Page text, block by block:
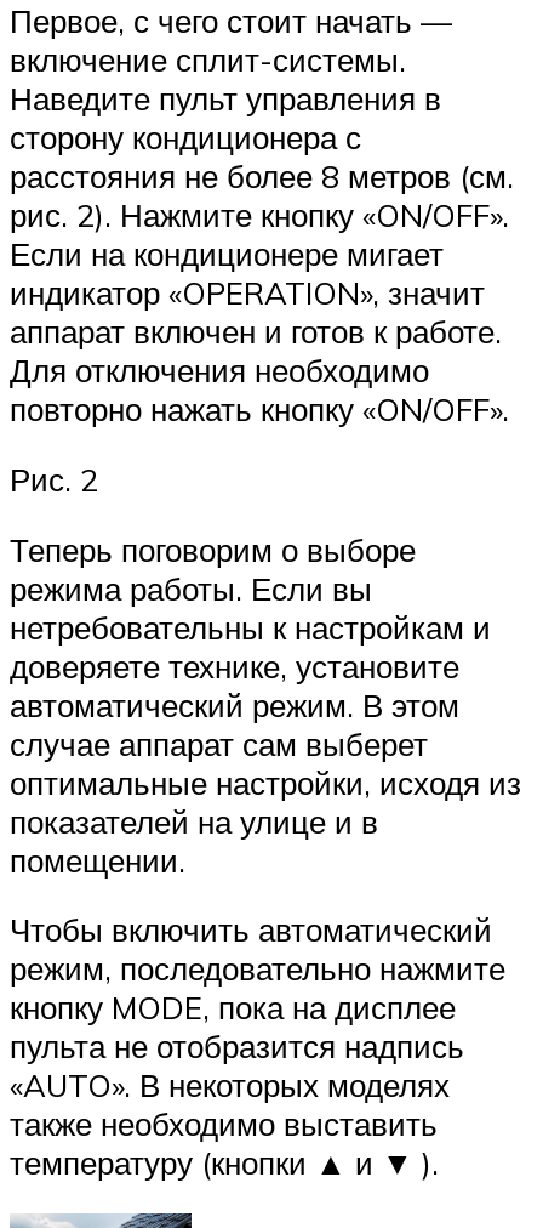
Первое, с чего стоит начать —
включение сплит-системы.
Наведите пульт управления в
сторону кондиционера с
расстояния не более 8 метров (см.
рис. 2). Нажмите кнопку «ON/OFF».
Если на кондиционере мигает
индикатор «OPERATION», значит
аппарат включен и готов к работе.
Для отключения необходимо
повторно нажать кнопку «ON/OFF».
Рис. 2
Теперь поговорим о выборе
режима работы. Если вы
нетребовательны к настройкам и
доверяете технике, установите
автоматический режим. В этом
случае аппарат сам выберет
оптимальные настройки, исходя из
показателей на улице и в
помещении.
Чтобы включить автоматический
режим, последовательно нажмите
кнопку MODE, пока на дисплее
пульта не отобразится надпись
«AUTO». В некоторых моделях
также необходимо выставить
температуру (кнопки ▲ и ▼ ).